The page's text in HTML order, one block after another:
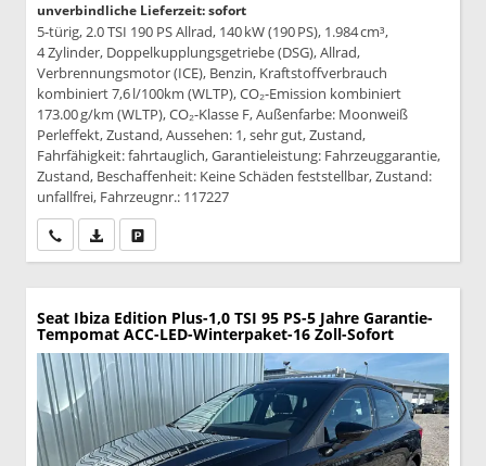
unverbindliche Lieferzeit: sofort
5-türig, 2.0 TSI 190 PS Allrad, 140 kW (190 PS), 1.984 cm³,
4 Zylinder, Doppelkupplungsgetriebe (DSG), Allrad,
Verbrennungsmotor (ICE), Benzin, Kraftstoffverbrauch
kombiniert 7,6 l/100km (WLTP), CO₂-Emission kombiniert
173.00 g/km (WLTP), CO₂-Klasse F, Außenfarbe: Moonweiß
Perleffekt, Zustand, Aussehen: 1, sehr gut, Zustand,
Fahrfähigkeit: fahrtauglich, Garantieleistung: Fahrzeuggarantie,
Zustand, Beschaffenheit: Keine Schäden feststellbar, Zustand:
unfallfrei, Fahrzeugnr.: 117227
Wir rufen Sie anPDF-Datei, Fahrzeugexposé drucken
Seat Ibiza Edition Plus-1,0 TSI 95 PS-5 Jahre Garantie-
Tempomat ACC-LED-Winterpaket-16 Zoll-Sofort